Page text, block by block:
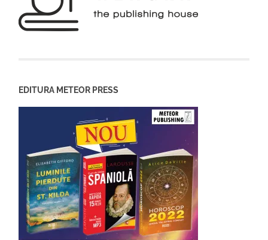
EDITURA METEOR PRESS